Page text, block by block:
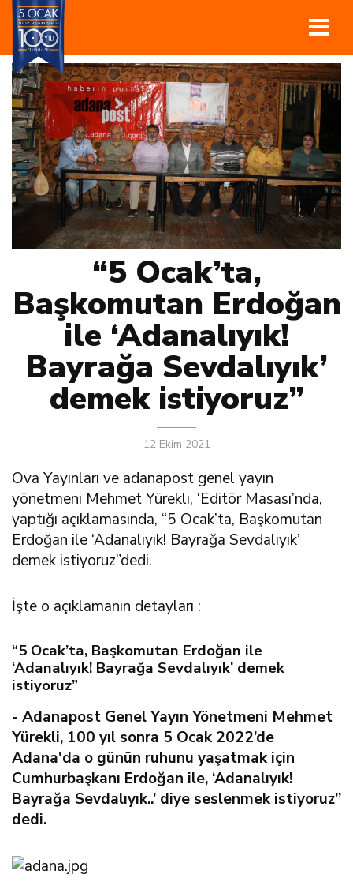
“5 Ocak’ta,
Başkomutan Erdoğan
ile ‘Adanalıyık!
Bayrağa Sevdalıyık’
demek istiyoruz”
12 Ekim 2021
Ova Yayınları ve adanapost genel yayın
yönetmeni Mehmet Yürekli, ‘Editör Masası’nda,
yaptığı açıklamasında, “5 Ocak’ta, Başkomutan
Erdoğan ile ‘Adanalıyık! Bayrağa Sevdalıyık’
demek istiyoruz”dedi.
İşte o açıklamanın detayları :
“5 Ocak’ta, Başkomutan Erdoğan ile
‘Adanalıyık! Bayrağa Sevdalıyık’ demek
istiyoruz”
- Adanapost Genel Yayın Yönetmeni Mehmet
Yürekli, 100 yıl sonra 5 Ocak 2022’de
Adana'da o günün ruhunu yaşatmak için
Cumhurbaşkanı Erdoğan ile, ‘Adanalıyık!
Bayrağa Sevdalıyık..’ diye seslenmek istiyoruz”
dedi.